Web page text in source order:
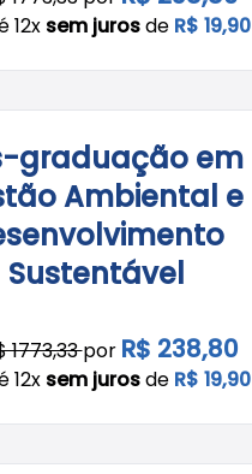
12x sem jurosde R$ 19,90
graduação em
Ambiental e
Sustentável
1773,33por R$ 238,80
12x sem jurosde R$ 19,90